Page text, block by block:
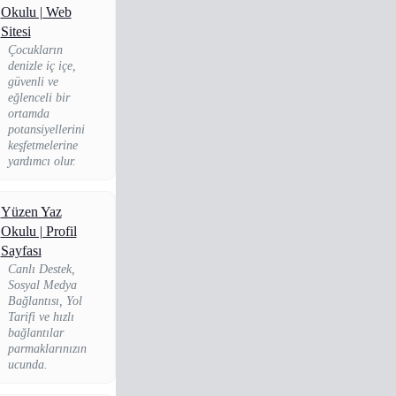
Okulu | Web
Sitesi
Çocukların
denizle iç içe,
güvenli ve
eğlenceli bir
ortamda
potansiyellerini
keşfetmelerine
yardımcı olur.
Yüzen Yaz
Okulu | Profil
Sayfası
Canlı Destek,
Sosyal Medya
Bağlantısı, Yol
Tarifi ve hızlı
bağlantılar
parmaklarınızın
ucunda.
ihtiyacınız olan
belirleyelim
eğitiminizi ona
şekillendirelim.
ister tek
ister kendi
birlikte